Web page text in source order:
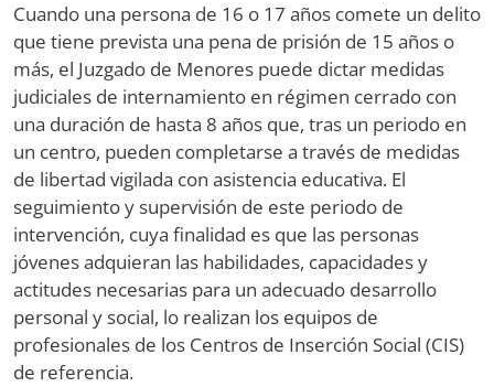
Cuando una persona de 16 o 17 años comete un delito
que tiene prevista una pena de prisión de 15 años o
más, el Juzgado de Menores puede dictar medidas
judiciales de internamiento en régimen cerrado con
una duración de hasta 8 años que, tras un periodo en
un centro, pueden completarse a través de medidas
de libertad vigilada con asistencia educativa. El
seguimiento y supervisión de este periodo de
intervención, cuya finalidad es que las personas
jóvenes adquieran las habilidades, capacidades y
actitudes necesarias para un adecuado desarrollo
personal y social, lo realizan los equipos de
profesionales de los Centros de Inserción Social (CIS)
de referencia.